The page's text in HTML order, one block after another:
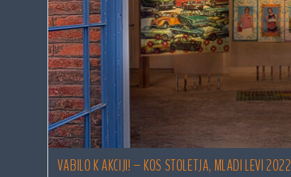
VABILO K AKCIJI! – KOS STOLETJA, MLADI LEVI 2022